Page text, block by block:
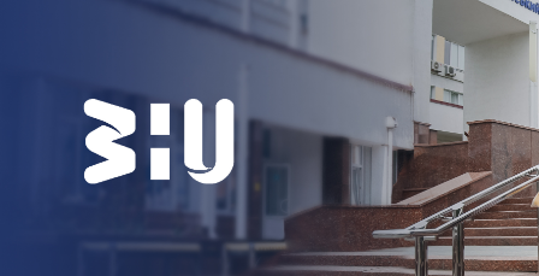
БІБЛІОТЕКА
НОВИНИ